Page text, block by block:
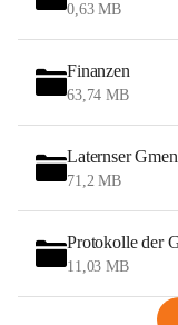
0,63 MB
Finanzen
63,74 MB
Laternser
71,2 MB
Protokolle der
11,03 MB